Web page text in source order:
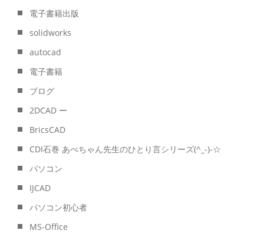
電子書籍出版
solidworks
autocad
電子書籍
ブログ
2DCAD ー
BricsCAD
CDI石巻 あべちゃん先生のひとり言シリーズ(^_-)-☆
パソコン
IJCAD
パソコン初心者
MS-Office